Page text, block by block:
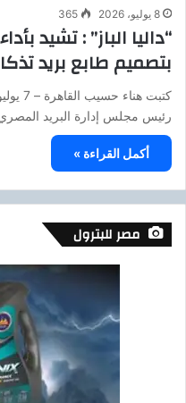
8 يوليو، 2026 365
“داليا الباز” : تشيد
بتصميم طابع بريد
رئيس مجلس إدارة البريد
أكمل القراءة »
مصر للبترول